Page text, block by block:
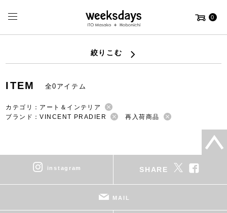
0
絞りこむ
ITEM 全0アイテム
カテゴリ：アート＆インテリア
ブランド：VINCENT PRADIER
再入荷商品
instagram SHARE
MAIL